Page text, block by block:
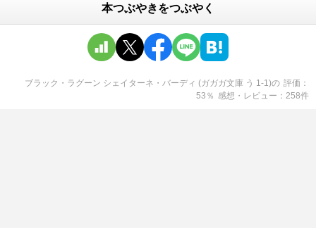
本つぶやきをつぶやく
ブラック・ラグーン シェイターネ・バーディ (ガガガ文庫 う 1-1)の 評価
53 ％ 感想・レビュー 258件